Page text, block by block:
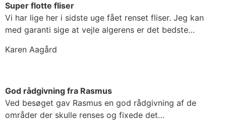
Super flotte fliser
Vi har lige her i sidste uge fået renset fliser. Jeg kan
med garanti sige at vejle algerens er det bedste…
Karen Aagård
God rådgivning fra Rasmus
Ved besøget gav Rasmus en god rådgivning af de
områder der skulle renses og fixede det…